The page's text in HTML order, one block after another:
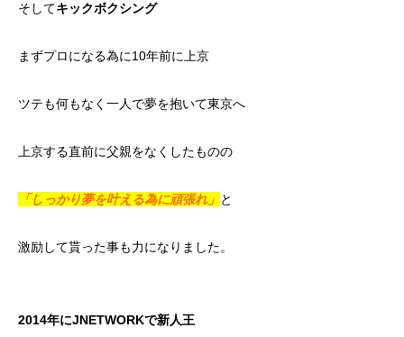
そしてキックボクシング
まずプロになる為に10年前に上京
ツテも何もなく一人で夢を抱いて東京へ
上京する直前に父親をなくしたものの
「しっかり夢を叶える為に頑張れ」 と
激励して貰った事も力になりました。
2014年にJNETWORKで新人王